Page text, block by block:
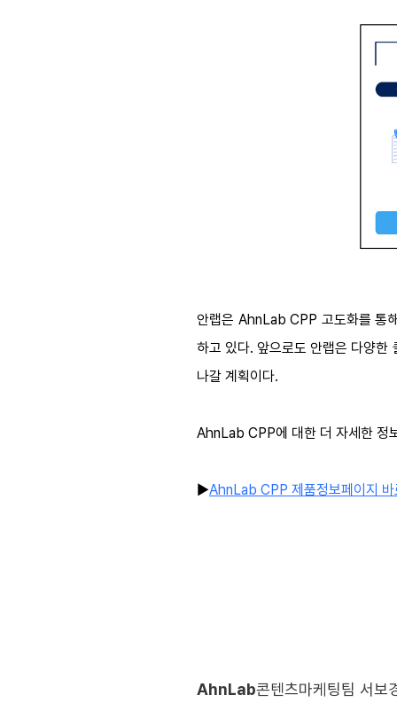
안랩은 AhnLab CPP 고도화를 통
하고 있다. 앞으로도 안랩은 다양
나갈 계획이다.
AhnLab CPP에 대한 더 자세한 정
▶AhnLab CPP 제품정보페이지 바
AhnLab콘텐츠마케팅팀 서보